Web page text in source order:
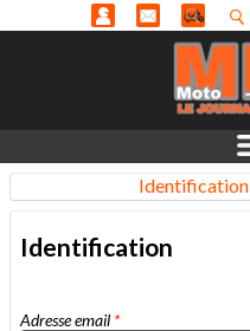
Identification
Identification
Adresse email *